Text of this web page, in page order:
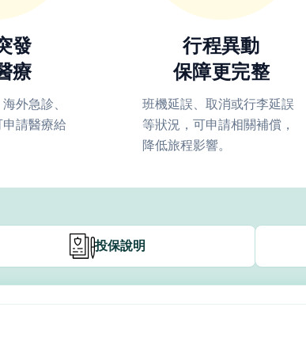
發
療
外急診、
請醫療給
行程異動
保障更完整
班機延誤、取消或行李延誤
等狀況，可申請相關補償，
降低旅程影響。
投保說明